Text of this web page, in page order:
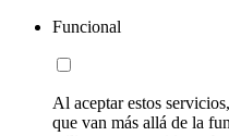
Funcional
Al aceptar estos
que van más allá de la